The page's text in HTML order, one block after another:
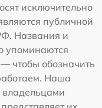
исключительно
публичной
Названия и
упоминаются
чтобы обозначить
Наша